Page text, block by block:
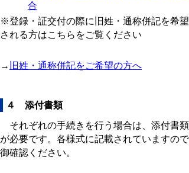
合
※登録・証交付の際に旧姓・通称併記を希望
される方はこちらをご覧ください
→ 旧姓・通称併記をご希望の方へ
４ 添付書類
それぞれの手続きを行う場合は、添付書類
が必要です。各様式に記載されていますので
御確認ください。